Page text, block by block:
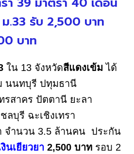
.33 รับ 2,500 บาท
บาท
ใน 13 จังหวัดสีแดงเข้ม ได้
นนทบุรี ปทุมธานี
รสาคร ปัตตานี ยะลา
ลบุรี ฉะเชิงเทรา
จำนวน 3.5 ล้านคน ประกัน
นเยียวยา 2,500 บาท รอบ 2